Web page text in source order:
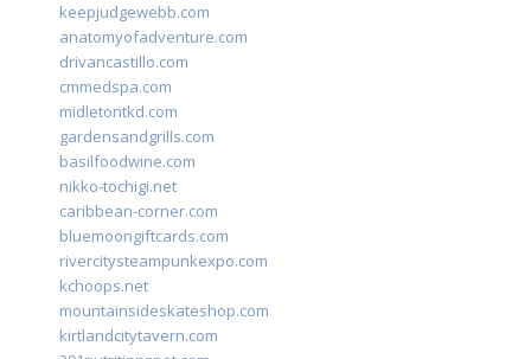
keepjudgewebb.com
anatomyofadventure.com
drivancastillo.com
cmmedspa.com
midletontkd.com
gardensandgrills.com
basilfoodwine.com
nikko-tochigi.net
caribbean-corner.com
bluemoongiftcards.com
rivercitysteampunkexpo.com
kchoops.net
mountainsideskateshop.com
kirtlandcitytavern.com